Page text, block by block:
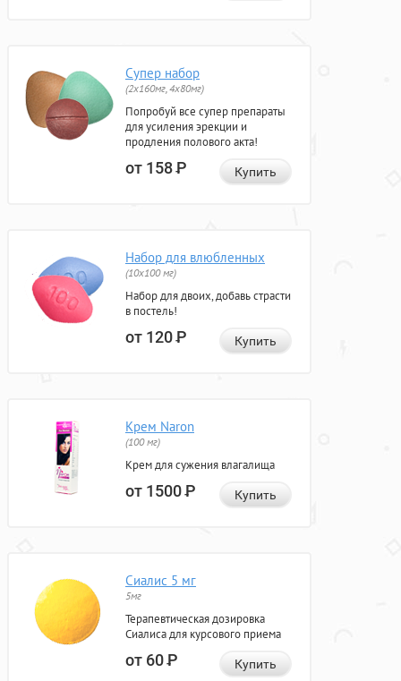
Супер набор
(2х160мг, 4х80мг)
Попробуй все супер препараты
для усиления эрекции и
продления полового акта!
от 158Р Купить
Набор для влюбленных
(10х100 мг)
Набор для двоих, добавь страсти
в постель!
от 120Р Купить
Крем Naron
(100 мг)
Крем для сужения влагалища
от 1500Р Купить
Сиалис 5 мг
5мг
Терапевтическая дозировка
Сиалиса для курсового приема
от 60Р Купить